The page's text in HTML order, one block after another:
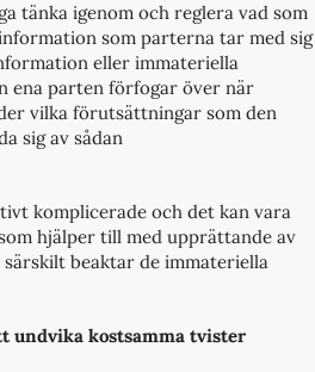
tänka igenom och reglera vad som
som parterna tar med sig
eller immateriella
ena parten förfogar över när
vilka förutsättningar som den
sig av sådan
komplicerade och det kan vara
hjälper till med upprättande av
beaktar de immateriella
undvika kostsamma tvister